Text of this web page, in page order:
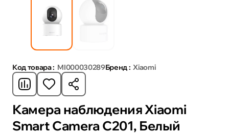
Код товара : MI000030289Бренд : Xiaomi
Камера наблюдения Xiaomi
Smart Camera C201, Белый